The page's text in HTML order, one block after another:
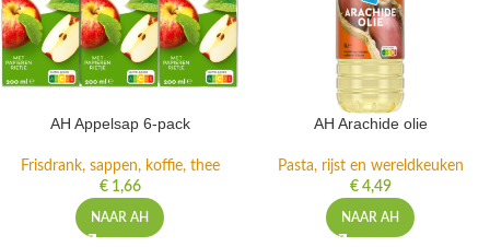
AH Appelsap 6-pack
Frisdrank, sappen, koffie, thee
€1,66
NAAR AH
AH Arachide olie
Pasta, rijst en wereldkeuken
€4,49
NAAR AH